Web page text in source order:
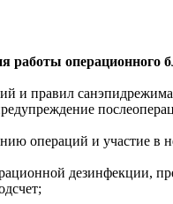
работы операционного
и правил
операций и участие в
дезинфекции,